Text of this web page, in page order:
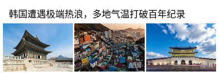
韩国遭遇极端热浪，多地气温打破百年纪录